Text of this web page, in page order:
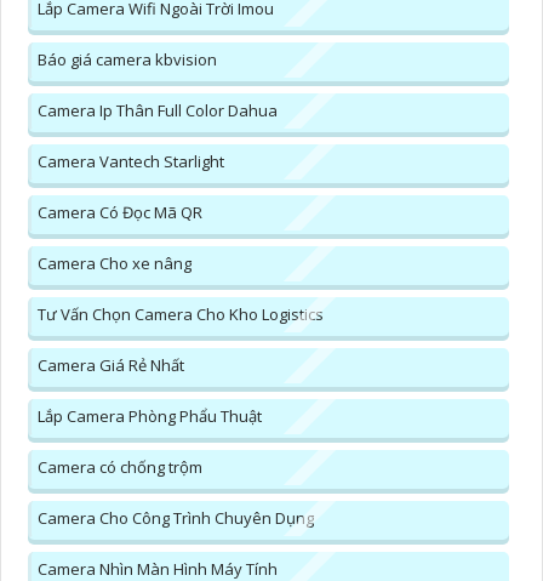
Lắp Camera Wifi Ngoài Trời Imou
Báo giá camera kbvision
Camera Ip Thân Full Color Dahua
Camera Vantech Starlight
Camera Có Đọc Mã QR
Camera Cho xe nâng
Tư Vấn Chọn Camera Cho Kho Logistics
Camera Giá Rẻ Nhất
Lắp Camera Phòng Phẩu Thuật
Camera có chống trộm
Camera Cho Công Trình Chuyên Dụng
Camera Nhìn Màn Hình Máy Tính